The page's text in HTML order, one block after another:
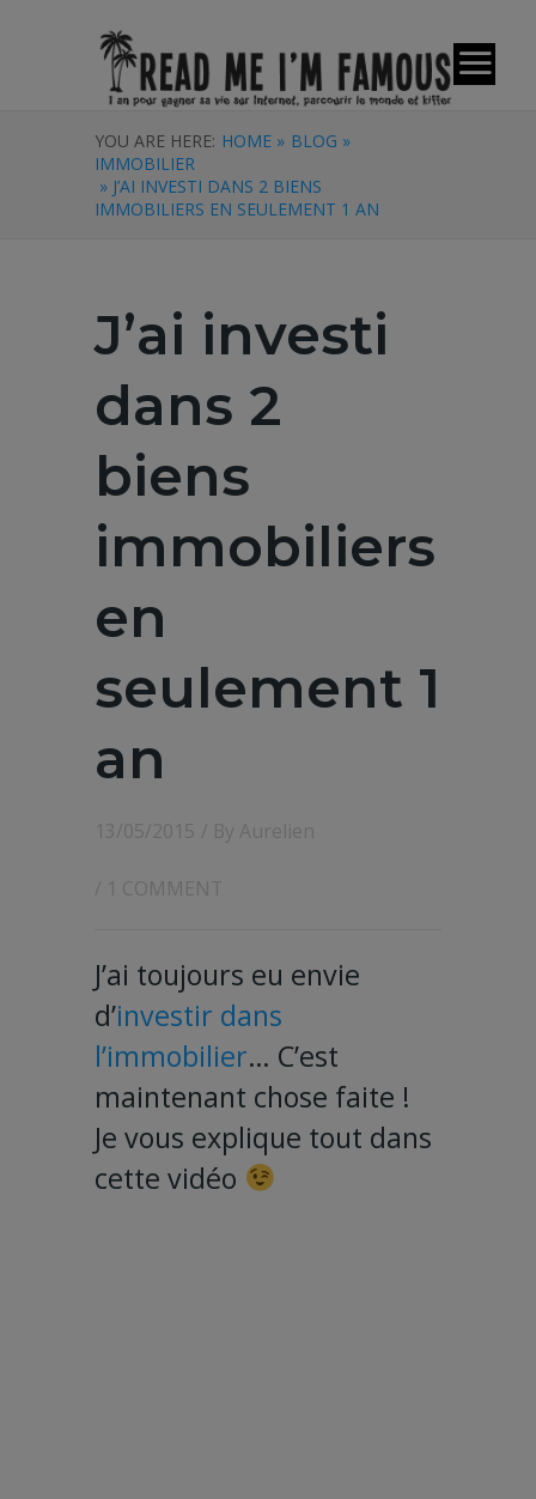
YOU ARE HERE: HOME » BLOG »
IMMOBILIER
» J’AI INVESTI DANS 2 BIENS
IMMOBILIERS EN SEULEMENT 1 AN
J’ai investi
dans 2
biens
immobiliers
en
seulement 1
an
13/05/2015 / By Aurelien
/ 1 COMMENT
J’ai toujours eu envie
d’investir dans
l’immobilier… C’est
maintenant chose faite !
Je vous explique tout dans
cette vidéo